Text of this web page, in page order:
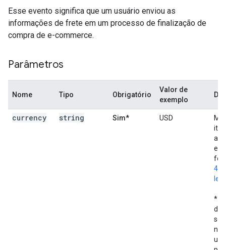
Esse evento significa que um usuário enviou as
informações de frete em um processo de finalização de
compra de e-commerce.
Parâmetros
Nome Tipo Obrigatório
Valor de
exemplo
currency string Sim* USD
*